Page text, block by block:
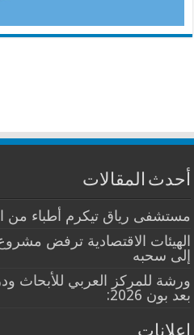
أحدث المقالات
مستشفى رياق تيكرم أطباء من
الهيئات الاقتصادية ترفض
إلى سحبه
ورشة للمركز العربي للأبحاث
بعد بون 2026: